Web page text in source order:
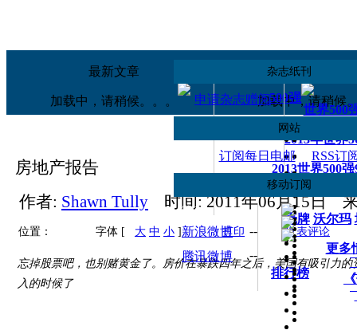
最新文章
加载中，请稍候。。。
热读文章
加载中，请稍候
500强
世界500
2013年世界
2013世界500
世界500
壳牌 沃尔玛
更多
排行榜
手机财富中
杂志纸刊
申请杂志赠阅
网站
订阅每日电邮 RSS订
移动订阅
微信
新浪微博
腾讯微博
--
--
房地产报告
作者: Shawn Tully 时间:2011年06月15日
位置： 字体 [ 大 中 小 ] 打印 发表评论
忘掉股票吧，也别赌黄金了。房价在暴跌四年之后，美国有吸引力的
入的时候了